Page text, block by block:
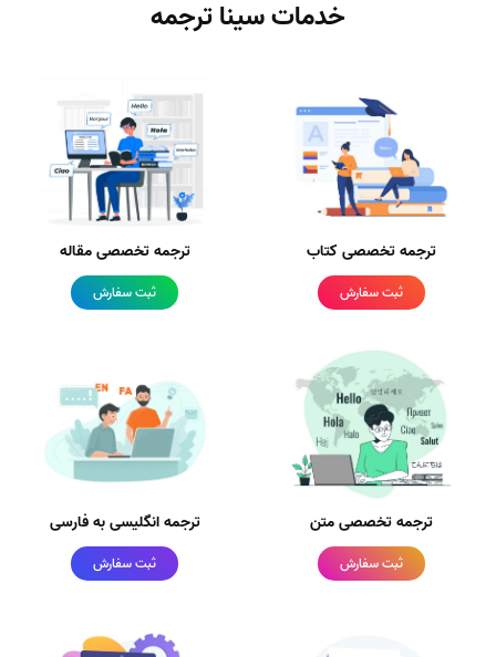
خدمات سینا ترجمه
ترجمه تخصصی کتاب
ثبت سفارش
ترجمه تخصصی مقاله
ثبت سفارش
ترجمه تخصصی متن
ثبت سفارش
ترجمه انگلیسی به فارسی
ثبت سفارش